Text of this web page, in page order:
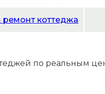
ремонт коттеджа
по реальным